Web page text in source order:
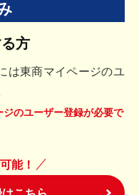
方
は東商マイページのユ
のユーザー登録が必要で
能！